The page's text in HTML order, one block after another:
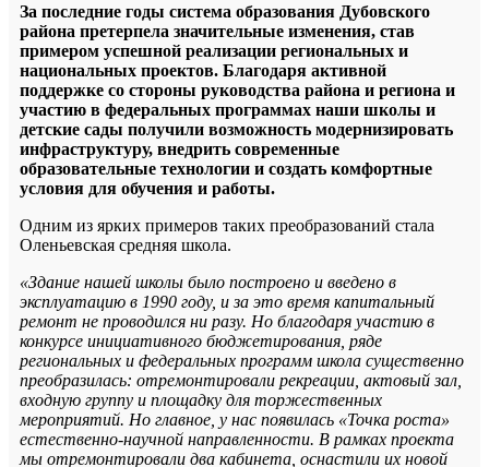
За последние годы система образования Дубовского
района претерпела значительные изменения, став
примером успешной реализации региональных и
национальных проектов. Благодаря активной
поддержке со стороны руководства района и региона и
участию в федеральных программах наши школы и
детские сады получили возможность модернизировать
инфраструктуру, внедрить современные
образовательные технологии и создать комфортные
условия для обучения и работы.
Одним из ярких примеров таких преобразований стала
Оленьевская средняя школа.
«Здание нашей школы было построено и введено в
эксплуатацию в 1990 году, и за это время капитальный
ремонт не проводился ни разу. Но благодаря участию в
конкурсе инициативного бюджетирования, ряде
региональных и федеральных программ школа существенно
преобразилась: отремонтировали рекреации, актовый зал,
входную группу и площадку для торжественных
мероприятий. Но главное, у нас появилась «Точка роста»
естественно-научной направленности. В рамках проекта
мы отремонтировали два кабинета, оснастили их новой